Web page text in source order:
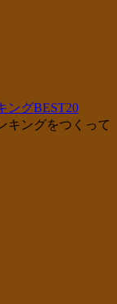
ングBEST20
キングをつくって